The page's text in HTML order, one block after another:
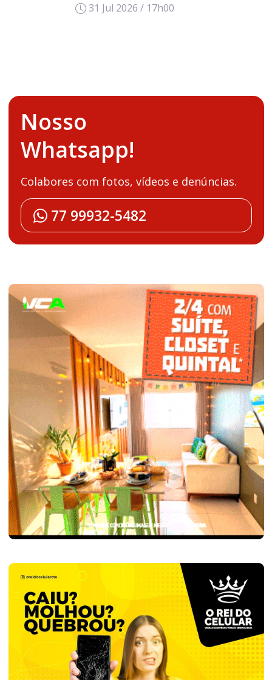
31 Jul 2026 / 17h00
Nosso
Whatsapp!
Colabores com fotos, vídeos e denúncias.
77 99932-5482